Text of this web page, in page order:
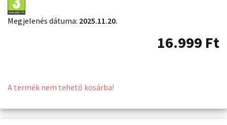
Megjelenés dátuma: 2025.11.20.
16.999 Ft
A termék nem tehető kosárba!